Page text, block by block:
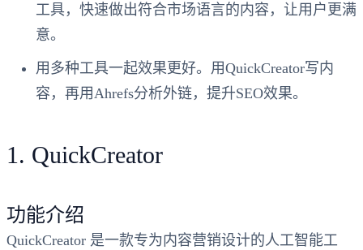
工具，快速做出符合市场语言的内容，让用户更满
意。
用多种工具一起效果更好。用QuickCreator写内
容，再用Ahrefs分析外链，提升SEO效果。
1. QuickCreator
功能介绍
QuickCreator 是一款专为内容营销设计的人工智能工